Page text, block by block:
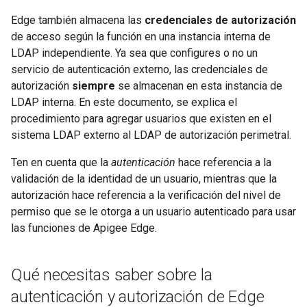
Edge también almacena las credenciales de autorización
de acceso según la función en una instancia interna de
LDAP independiente. Ya sea que configures o no un
servicio de autenticación externo, las credenciales de
autorización siempre se almacenan en esta instancia de
LDAP interna. En este documento, se explica el
procedimiento para agregar usuarios que existen en el
sistema LDAP externo al LDAP de autorización perimetral.
Ten en cuenta que la autenticación hace referencia a la
validación de la identidad de un usuario, mientras que la
autorización hace referencia a la verificación del nivel de
permiso que se le otorga a un usuario autenticado para usar
las funciones de Apigee Edge.
Qué necesitas saber sobre la
autenticación y autorización de Edge